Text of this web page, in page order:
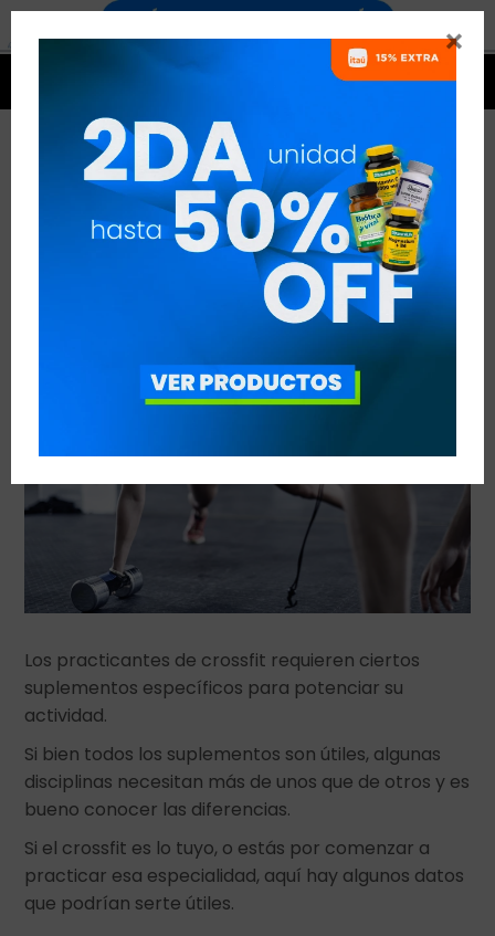

SUPLEMENTOS PARA CROSSFITTERS
VER TODAS LAS ENTRADAS
Suplementación
Los practicantes de crossfit requieren ciertos
suplementos específicos para potenciar su
actividad.
Si bien todos los suplementos son útiles, algunas
disciplinas necesitan más de unos que de otros y es
bueno conocer las diferencias.
Si el crossfit es lo tuyo, o estás por comenzar a
practicar esa especialidad, aquí hay algunos datos
que podrían serte útiles.